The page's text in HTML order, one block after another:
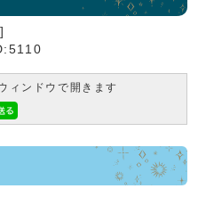
ィンドウで開きます